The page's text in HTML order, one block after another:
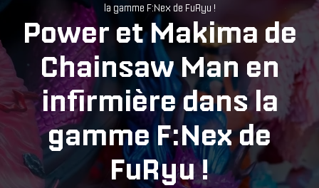
la gamme F:Nex de FuRyu !
Power et Makima de
Chainsaw Man en
infirmière dans la
gamme F:Nex de
FuRyu !